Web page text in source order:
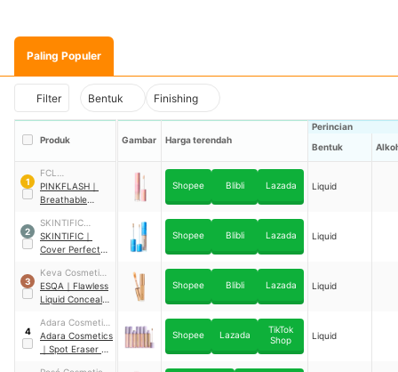
Paling Populer
Filter Bentuk Finishing
Produk Gambar Harga terendah
Perincian
Bentuk
1
FCL
INTERNASIONAL
INDONESIA
PINKFLASH ｜
Breathable
01 Vanilla
Shopee Blibli Lazada Liquid
2
SKINTIFIC
Cosmetics
SKINTIFIC ｜
Cover Perfect
00 Porcelain
Shopee Blibli Lazada Liquid
3
Keva Cosmetics
International
ESQA ｜ Flawless
Liquid Concealer
Shopee Blibli Lazada Liquid
4
Adara Cosmetic
and Beauty Care
Adara Cosmetics
｜ Spot Eraser 2
Shopee Lazada
TikTok
Shop
Liquid